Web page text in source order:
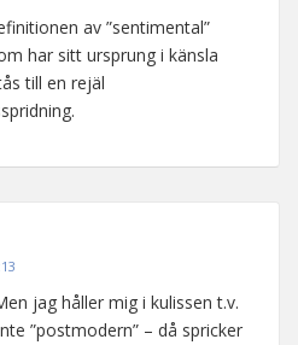
av ”sentimental”
har sitt ursprung i känsla
till en rejäl
jag håller mig i kulissen t.v.
”postmodern” – då spricker